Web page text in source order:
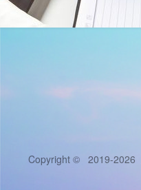
Copyright © 2019-2026